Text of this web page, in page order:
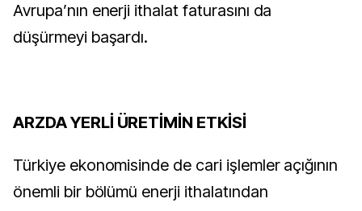
Avrupa’nın enerji ithalat faturasını da
düşürmeyi başardı.
ARZDA YERLİ ÜRETİMİN ETKİSİ
Türkiye ekonomisinde de cari işlemler açığının
önemli bir bölümü enerji ithalatından